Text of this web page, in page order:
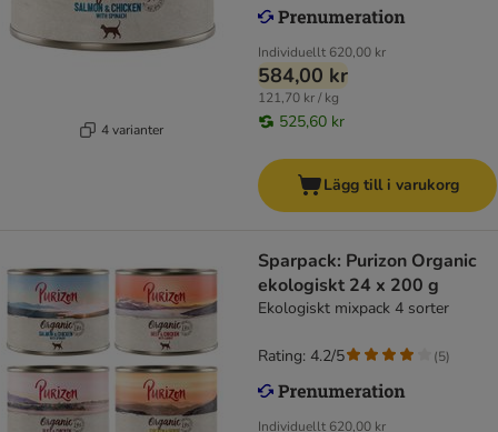
4 varianter
Individuellt 620,00 kr
584,00 kr
121,70 kr / kg
525,60 kr
Lägg till i varukorg
Sparpack: Purizon Organic
ekologiskt 24 x 200 g
Ekologiskt mixpack 4 sorter
Individuellt 620,00 kr
Rating: 4.2/5 (5)